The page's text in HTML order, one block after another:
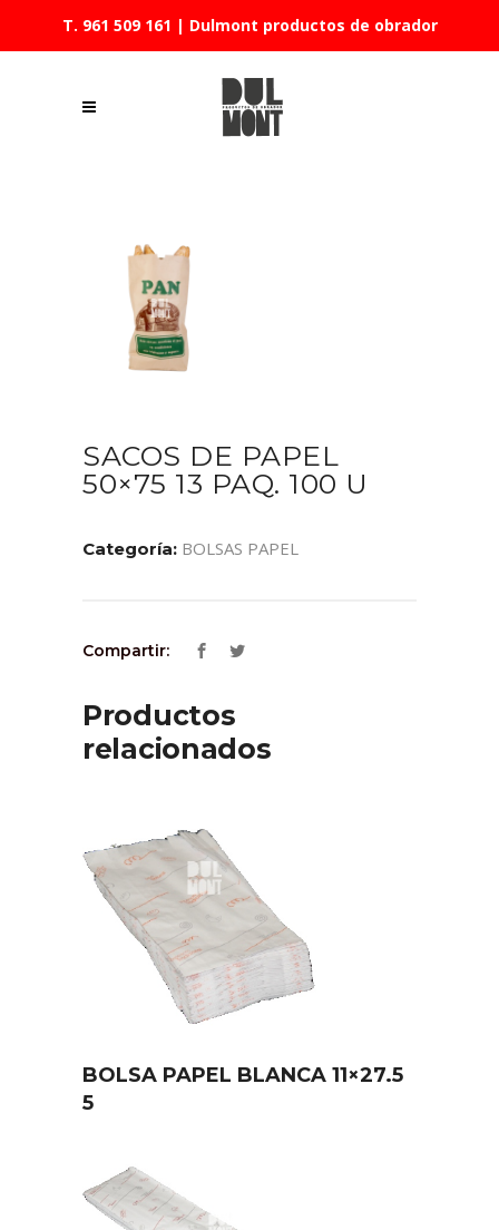
T. 961 509 161 | Dulmont productos de obrador
SACOS DE PAPEL
50×75 13 PAQ. 100 U
Categoría: BOLSAS PAPEL
Compartir:
Productos
relacionados
BOLSA PAPEL BLANCA 11×27.5
5